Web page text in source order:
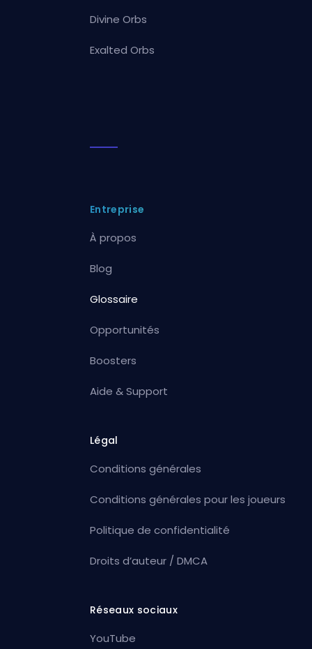
Divine Orbs
Exalted Orbs
Entreprise
À propos
Blog
Glossaire
Opportunités
Boosters
Aide & Support
Légal
Conditions générales
Conditions générales pour les joueurs
Politique de confidentialité
Droits d’auteur / DMCA
Réseaux sociaux
YouTube